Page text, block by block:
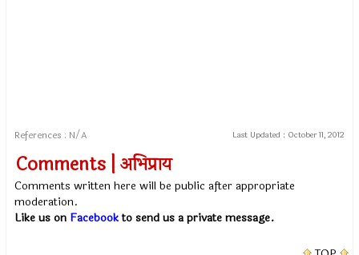
References : N/A Last Updated : October 11, 2012
Comments | अभिप्राय
Comments written here will be public after appropriate
moderation.
Like us on Facebookto send us a private message.